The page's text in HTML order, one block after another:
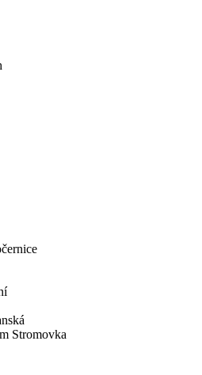
Stromovka